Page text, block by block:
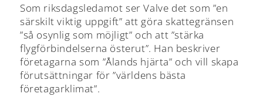
Som riksdagsledamot ser Valve det som ”en
särskilt viktig uppgift” att göra skattegränsen
”så osynlig som möjligt” och att ”stärka
flygförbindelserna österut”. Han beskriver
företagarna som ”Ålands hjärta” och vill skapa
förutsättningar för ”världens bästa
företagarklimat”.